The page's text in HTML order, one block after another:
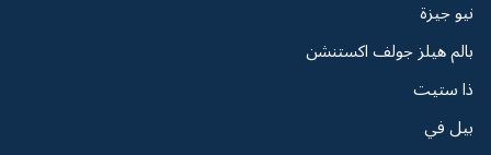
نيو جيزة
بالم هيلز جولف اكستنشن
ذا ستيت
بيل في